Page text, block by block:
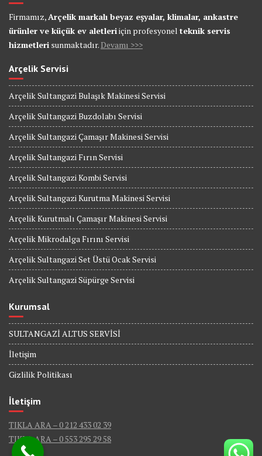
Firmamız,Arçelik markalı beyaz eşyalar, klimalar, ankastre
ürünler ve küçük ev aletleriiçin profesyonel teknik servis
hizmetleri sunmaktadır.Devamı >>>
Arçelik Servisi
Arçelik Sultangazi Bulaşık Makinesi Servisi
Arçelik Sultangazi Buzdolabı Servisi
Arçelik Sultangazi Çamaşır Makinesi Servisi
Arçelik Sultangazi Fırın Servisi
Arçelik Sultangazi Kombi Servisi
Arçelik Sultangazi Kurutma Makinesi Servisi
Arçelik Kurutmalı Çamaşır Makinesi Servisi
Arçelik Mikrodalga Fırını Servisi
Arçelik Sultangazi Set Üstü Ocak Servisi
Arçelik Sultangazi Süpürge Servisi
Kurumsal
SULTANGAZİ ALTUS SERVİSİ
İletişim
Gizlilik Politikası
İletişim
TIKLA ARA – 0 212 433 02 39
TIKLA ARA – 0 553 295 29 58